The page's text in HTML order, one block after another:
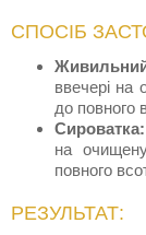
СПОСІБ
ввечері на
до повного
Сироватка:
на
повного
РЕЗУЛЬТАТ: